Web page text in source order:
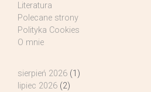
Literatura
Polecane strony
Polityka Cookies
O mnie
sierpień 2026 (1)
lipiec 2026 (2)